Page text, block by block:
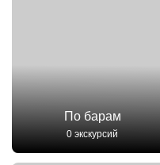
По барам
0 экскурсий